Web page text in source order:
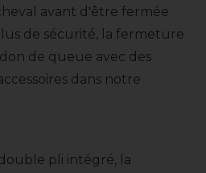
avant d'être fermée
de sécurité, la fermeture
de queue avec des
dans notre
pli intégré, la